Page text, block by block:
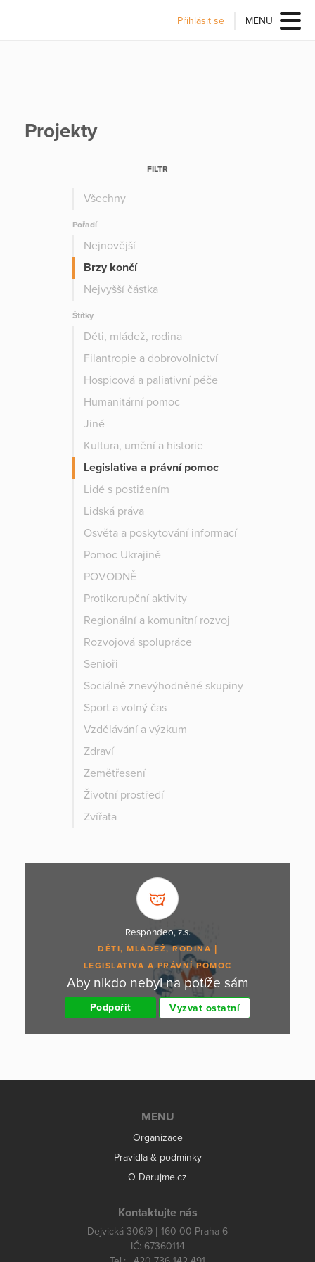
Přihlásit se MENU
Projekty
FILTR
Všechny
Pořadí
Nejnovější
Brzy končí
Nejvyšší částka
Štítky
Děti, mládež, rodina
Filantropie a dobrovolnictví
Hospicová a paliativní péče
Humanitární pomoc
Jiné
Kultura, umění a historie
Legislativa a právní pomoc
Lidé s postižením
Lidská práva
Osvěta a poskytování informací
Pomoc Ukrajině
POVODNĚ
Protikorupční aktivity
Regionální a komunitní rozvoj
Rozvojová spolupráce
Senioři
Sociálně znevýhodněné skupiny
Sport a volný čas
Vzdělávání a výzkum
Zdraví
Zemětřesení
Životní prostředí
Zvířata
Respondeo, z.s.
DĚTI, MLÁDEŽ, RODINA
LEGISLATIVA A PRÁVNÍ POMOC
Aby nikdo nebyl na potíže sám
Podpořit Vyzvat ostatní
MENU
Organizace
Pravidla & podmínky
O Darujme.cz
Kontaktujte nás
Dejvická 306/9 | 160 00 Praha 6
IČ: 67360114